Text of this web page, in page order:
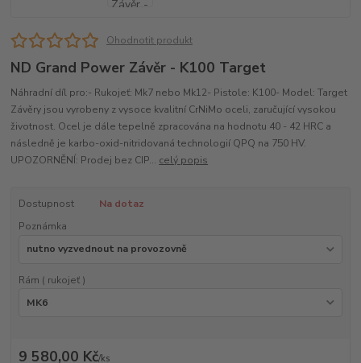
Ohodnotit produkt
ND Grand Power Závěr - K100 Target
Náhradní díl pro:- Rukojeť: Mk7 nebo Mk12- Pistole: K100- Model: Target
Závěry jsou vyrobeny z vysoce kvalitní CrNiMo oceli, zaručující vysokou
životnost. Ocel je dále tepelně zpracována na hodnotu 40 - 42 HRC a
následně je karbo-oxid-nitridovaná technologií QPQ na 750 HV.
UPOZORNĚNÍ: Prodej bez CIP... celý popis
Dostupnost
Na dotaz
Poznámka
Rám ( rukojeť )
9 580,00 Kč/ks